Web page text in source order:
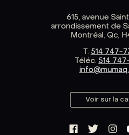
615, avenue
arrondissement de
Montréal, Qc,
T. 514 747-
Téléc. 514
Voir sur la